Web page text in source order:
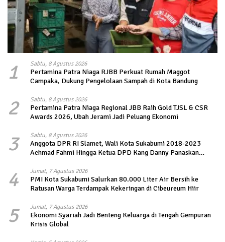
1 Sabtu, 8 Agustus 2026
Pertamina Patra Niaga RJBB Perkuat Rumah Maggot
Campaka, Dukung Pengelolaan Sampah di Kota Bandung
2 Sabtu, 8 Agustus 2026
Pertamina Patra Niaga Regional JBB Raih Gold TJSL & CSR
Awards 2026, Ubah Jerami Jadi Peluang Ekonomi
3 Sabtu, 8 Agustus 2026
Anggota DPR RI Slamet, Wali Kota Sukabumi 2018-2023
Achmad Fahmi Hingga Ketua DPD Kang Danny Panaskan
4 Jumat, 7 Agustus 2026
PMI Kota Sukabumi Salurkan 80.000 Liter Air Bersih ke
Ratusan Warga Terdampak Kekeringan di Cibeureum Hiir
5 Jumat, 7 Agustus 2026
Ekonomi Syariah Jadi Benteng Keluarga di Tengah Gempuran
Krisis Global